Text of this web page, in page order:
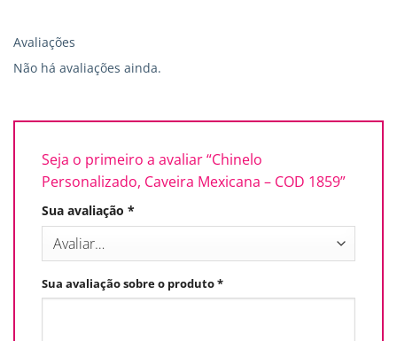
Avaliações
Não há avaliações ainda.
Seja o primeiro a avaliar “Chinelo
Personalizado, Caveira Mexicana – COD 1859”
Sua avaliação *
Sua avaliação sobre o produto*